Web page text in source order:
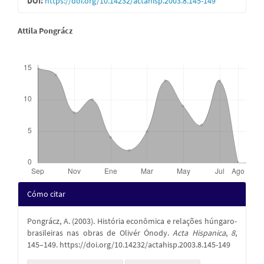
artículo
Contenido
del
artículo
Attila Pongrácz
Detalles
del
artículo
Cómo citar
Pongrácz, A. (2003). História econômica e relações húngaro-
brasileiras nas obras de Olivér Ónody.Acta Hispanica, 8,
145–149. https://doi.org/10.14232/actahisp.2003.8.145-149